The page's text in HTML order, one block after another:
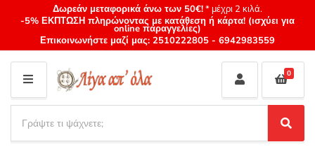
Δωρεάν μεταφορικά άνω των 50€!* μέχρι 2 κιλά.
-5% ΕΚΠΤΩΣΗ πληρώνοντας με κατάθεση ή κάρτα! (ισχύει για
online παραγγελίες)
Επικοινωνήστε μαζί μας: 2510222805 - 6942983559
M
E
N
U
Category
name
a
S
e
0